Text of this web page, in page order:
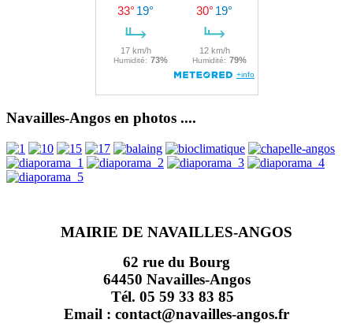
Navailles-Angos en photos ....
MAIRIE DE NAVAILLES-ANGOS
62 rue du Bourg
64450 Navailles-Angos
Tél. 05 59 33 83 85
Email : contact@navailles-angos.fr